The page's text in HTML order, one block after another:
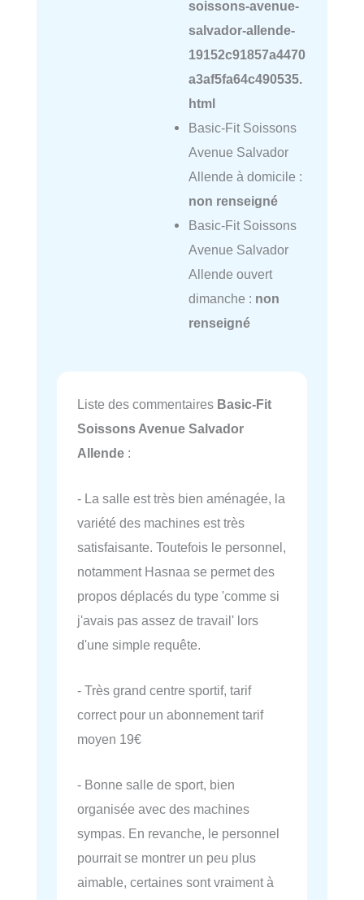
soissons-avenue-
salvador-allende-
19152c91857a4470
a3af5fa64c490535.
html
Basic-Fit Soissons
Avenue Salvador
Allende à domicile :
non renseigné
Basic-Fit Soissons
Avenue Salvador
Allende ouvert
dimanche : non
renseigné
Liste des commentaires Basic-Fit
Soissons Avenue Salvador
Allende :
- La salle est très bien aménagée, la
variété des machines est très
satisfaisante. Toutefois le personnel,
notamment Hasnaa se permet des
propos déplacés du type 'comme si
j'avais pas assez de travail' lors
d'une simple requête.
- Très grand centre sportif, tarif
correct pour un abonnement tarif
moyen 19€
- Bonne salle de sport, bien
organisée avec des machines
sympas. En revanche, le personnel
pourrait se montrer un peu plus
aimable, certaines sont vraiment à